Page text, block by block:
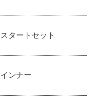
スタートセット
インナー